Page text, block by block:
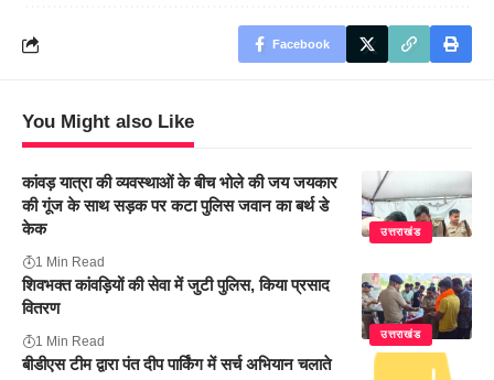
Facebook
You Might also Like
उत्तराखंड
कांवड़ यात्रा की व्यवस्थाओं के बीच भोले की जय जयकार
की गूंज के साथ सड़क पर कटा पुलिस जवान का बर्थ डे
केक
1 Min Read
उत्तराखंड
शिवभक्त कांवड़ियों की सेवा में जुटी पुलिस, किया प्रसाद
वितरण
1 Min Read
बीडीएस टीम द्वारा पंत दीप पार्किंग में सर्च अभियान चलाते